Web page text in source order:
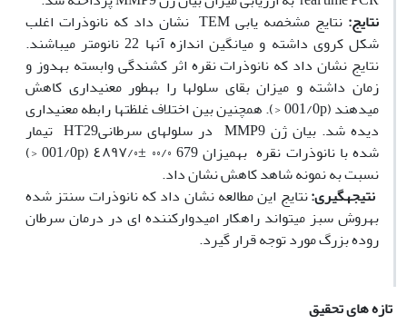
نتایج:
نتایج مشخصه یابی TEM نشان داد که نانوذرات اغلب
شکل کروی داشته و میانگین اندازه آن‫ها 22 نانومتر می‏باشند.
نتایج نشان داد که نانوذرات نقره اثر کشندگی وابسته به‏دوز و
زمان داشته و میزان بقای سلول‫ها را به‏طور معنی‏داری کاهش
می‏دهند (001/0p <). همچنین بین اختلاف غلظت‏ها رابطه معنی‏داری
دیده شد. بیان ژن MMP9 در سلول‏های سرطانیHT29 تیمار
شده با نانوذرات نقره به‏میزان 679 ٠٠/٠ ±٤٨٩٧/٠ (001/0p <)
نسبت به نمونه شاهد کاهش نشان داد.
نتیجهگیری:نتایج این مطالعه نشان داد که نانوذرات سنتز شده
به‫روش سبز می‏تواند راه‏کار امیدوارکننده ای در درمان سرطان
روده بزرگ مورد توجه قرار گیرد.
تازه های تحقیق